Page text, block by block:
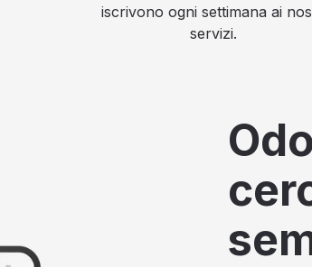
iscrivono ogni settimana ai
servizi.